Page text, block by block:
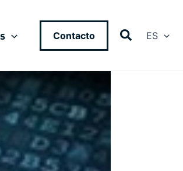
Contacto ES